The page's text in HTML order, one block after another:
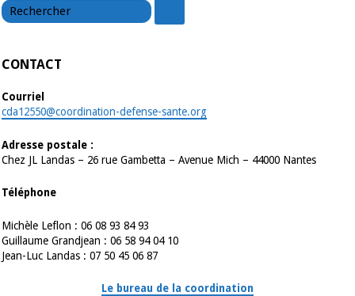
CONTACT
Courriel
cda12550@coordination-defense-sante.org
Adresse postale :
Chez JL Landas – 26 rue Gambetta – Avenue Mich – 44000 Nantes
Téléphone
Michèle Leflon : 06 08 93 84 93
Guillaume Grandjean : 06 58 94 04 10
Jean-Luc Landas : 07 50 45 06 87
Le bureau de la coordination